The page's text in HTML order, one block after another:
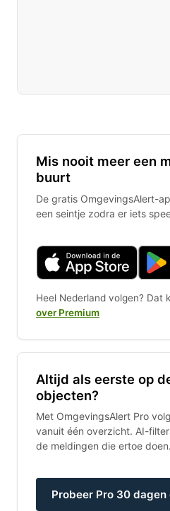
Mis nooit meer een
buurt
De gratis OmgevingsAlert-
een seintje zodra er iets
Heel Nederland volgen? Dat
over Premium
Altijd als eerste op
objecten?
Met OmgevingsAlert Pro
vanuit één overzicht. AI-
de meldingen die ertoe doen.
Probeer Pro 30